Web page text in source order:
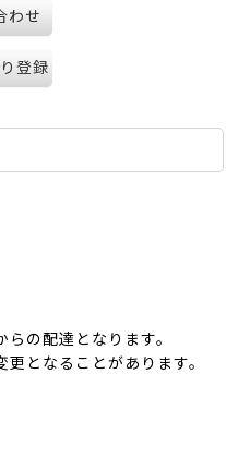
わせ
登録
の配達となります。
となることがあります。